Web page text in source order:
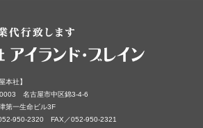
本社】
名古屋市中区錦3-4-6
第一生命ビル3F
950-2320 FAX／052-950-2321